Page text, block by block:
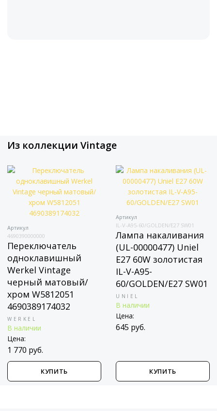
Из коллекции Vintage
Артикул
4690390000000
Переключатель
одноклавишный
Werkel Vintage
черный матовый/
хром W5812051
4690389174032
WERKEL
В наличии
Цена:
1 770 руб.
КУПИТЬ
Артикул
IL-V-A95-60/GOLDEN/E27 SW01
Лампа накаливания
(UL-00000477) Uniel
E27 60W золотистая
IL-V-A95-
60/GOLDEN/E27 SW01
UNIEL
В наличии
Цена:
645 руб.
КУПИТЬ